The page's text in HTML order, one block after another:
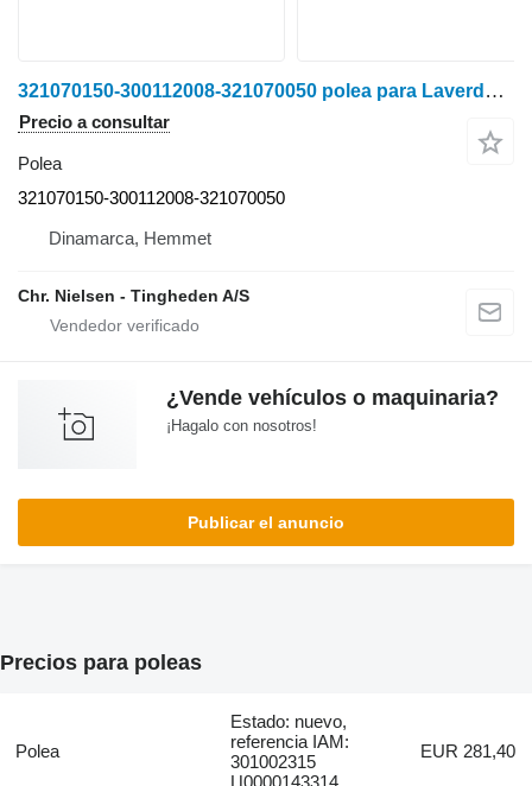
321070150-300112008-321070050 polea para Laverda 3790 cosechadora de cereales
Precio a consultar
Polea
321070150-300112008-321070050
Dinamarca, Hemmet
Chr. Nielsen - Tingheden A/S
¿Vende vehículos o maquinaria?
¡Hagalo con nosotros!
Publicar el anuncio
Precios para poleas
Polea
Estado: nuevo,
referencia IAM:
301002315
EUR 281,40